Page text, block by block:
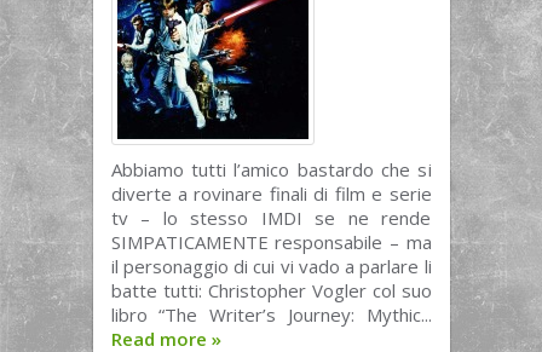
Abbiamo tutti l’amico bastardo che si
diverte a rovinare finali di film e serie
tv – lo stesso IMDI se ne rende
SIMPATICAMENTE responsabile – ma
il personaggio di cui vi vado a parlare li
batte tutti: Christopher Vogler col suo
libro “The Writer’s Journey: Mythic...
Read more »